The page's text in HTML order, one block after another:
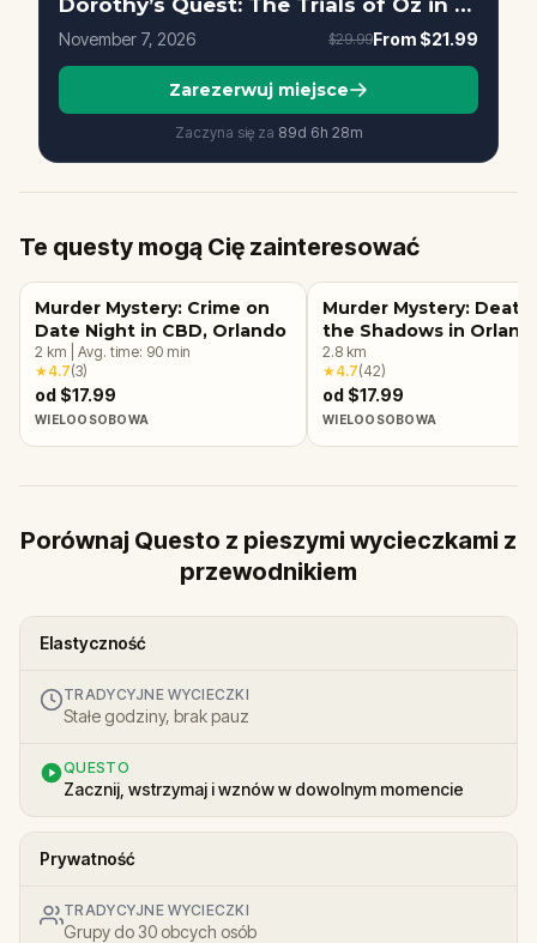
November 7, 2026 $29.99From $21.99
Zarezerwuj miejsce
Zaczyna się za 89d 6h 28m
Te questy mogą Cię zainteresować
Murder Mystery: Crime on
Date Night in CBD, Orlando
2 km Avg. time: 90 min
★4.7(3)
od $17.99
WIELOOSOBOWA
Murder Mystery: Death
the Shadows in
2.8 km
★4.7(42)
od $17.99
WIELOOSOBOWA
Porównaj Questo z pieszymi wycieczkami z
przewodnikiem
Elastyczność
TRADYCYJNE WYCIECZKI
Stałe godziny, brak pauz
QUESTO
Zacznij, wstrzymaj i wznów w dowolnym momencie
Prywatność
TRADYCYJNE WYCIECZKI
Grupy do 30 obcych osób